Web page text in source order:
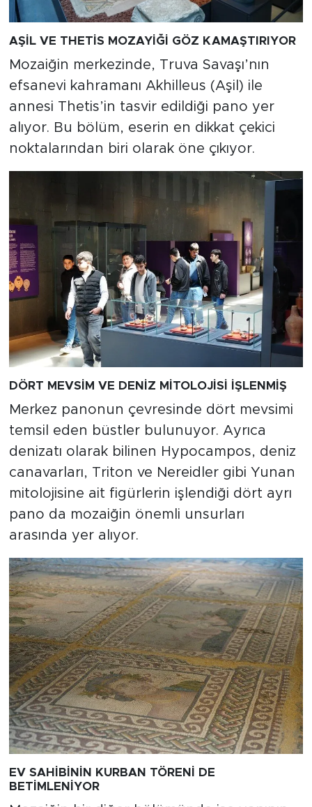
AŞİL VE THETİS MOZAYİĞİ GÖZ KAMAŞTIRIYOR
Mozaiğin merkezinde, Truva Savaşı’nın
efsanevi kahramanı Akhilleus (Aşil) ile
annesi Thetis’in tasvir edildiği pano yer
alıyor. Bu bölüm, eserin en dikkat çekici
noktalarından biri olarak öne çıkıyor.
DÖRT MEVSİM VE DENİZ MİTOLOJİSİ İŞLENMİŞ
Merkez panonun çevresinde dört mevsimi
temsil eden büstler bulunuyor. Ayrıca
denizatı olarak bilinen Hypocampos, deniz
canavarları, Triton ve Nereidler gibi Yunan
mitolojisine ait figürlerin işlendiği dört ayrı
pano da mozaiğin önemli unsurları
arasında yer alıyor.
EV SAHİBİNİN KURBAN TÖRENİ DE
BETİMLENİYOR